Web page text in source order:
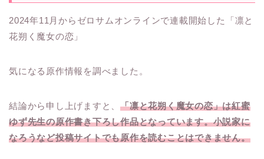
2024年11月からゼロサムオンラインで連載開始した「凛と
花朔く魔女の恋」
気になる原作情報を調べました。
結論から申し上げますと、「凛と花朔く魔女の恋」は紅蜜
ゆず先生の原作書き下ろし作品となっています。小説家に
なろうなど投稿サイトでも原作を読むことはできません。